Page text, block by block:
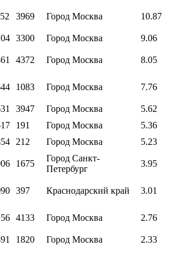
3969 Город Москва 10.87
3300 Город Москва 9.06
4372 Город Москва 8.05
1083 Город Москва 7.76
3947 Город Москва 5.62
191 Город Москва 5.36
212 Город Москва 5.23
1675
Город Санкт-
Петербург
3.95
397 Краснодарский край 3.01
4133 Город Москва 2.76
1820 Город Москва 2.33